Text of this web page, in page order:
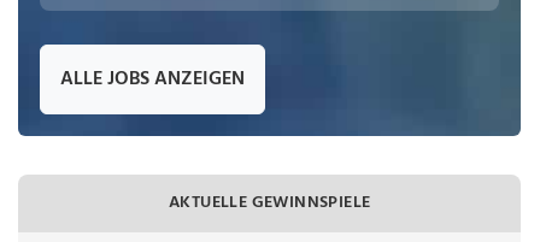
ALLE JOBS ANZEIGEN
AKTUELLE GEWINNSPIELE